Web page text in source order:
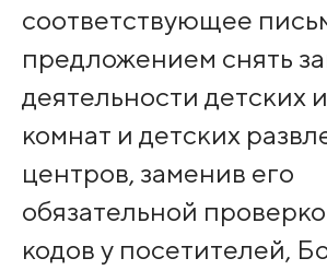
соответствующее
предложением снять
деятельности детских
комнат и детских
центров, заменив его
обязательной
кодов у посетителей,